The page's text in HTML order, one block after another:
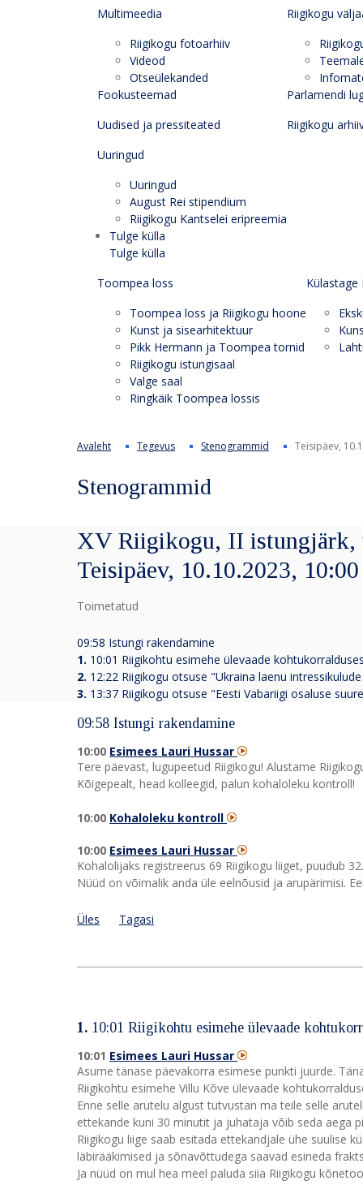
Multimeedia
Riigikogu fotoarhiiv
Videod
Otseülekanded
Fookusteemad
Uudised ja pressiteated
Uuringud
Uuringud
August Rei stipendium
Riigikogu Kantselei eripreemia
Riigikogu
Parlamendi
Riigikogu
Tulge külla
Tulge külla
Toompea loss
Toompea loss ja Riigikogu hoone
Kunst ja sisearhitektuur
Pikk Hermann ja Toompea tornid
Riigikogu istungisaal
Valge saal
Ringkäik Toompea lossis
Külastage
Avaleht Tegevus Stenogrammid Teisipäev,
Stenogrammid
XV Riigikogu, II istungjärk,
Teisipäev, 10.10.2023, 10:00
Toimetatud
09:58 Istungi rakendamine
1. 10:01 Riigikohtu esimehe ülevaade
2. 12:22 Riigikogu otsuse "Ukraina laenu
3. 13:37 Riigikogu otsuse "Eesti Vabariigi osaluse
09:58 Istungi rakendamine
10:00 Esimees Lauri Hussar
Tere päevast, lugupeetud Riigikogu! Alustame
Kõigepealt, head kolleegid, palun kohaloleku kontroll!
10:00 Kohaloleku kontroll
10:00 Esimees Lauri Hussar
Kohalolijaks registreerus 69 Riigikogu liiget, puudub 32.
Nüüd on võimalik anda üle eelnõusid ja arupärimisi.
Üles Tagasi
1. 10:01 Riigikohtu esimehe ülevaade
10:01 Esimees Lauri Hussar
Asume tänase päevakorra esimese punkti juurde.
Riigikohtu esimehe Villu Kõve ülevaade
Enne selle arutelu algust tutvustan ma teile selle
ettekande kuni 30 minutit ja juhataja võib seda aega
Riigikogu liige saab esitada ettekandjale ühe suulise
läbirääkimised ja sõnavõttudega saavad esineda
Ja nüüd on mul hea meel paluda siia Riigikogu